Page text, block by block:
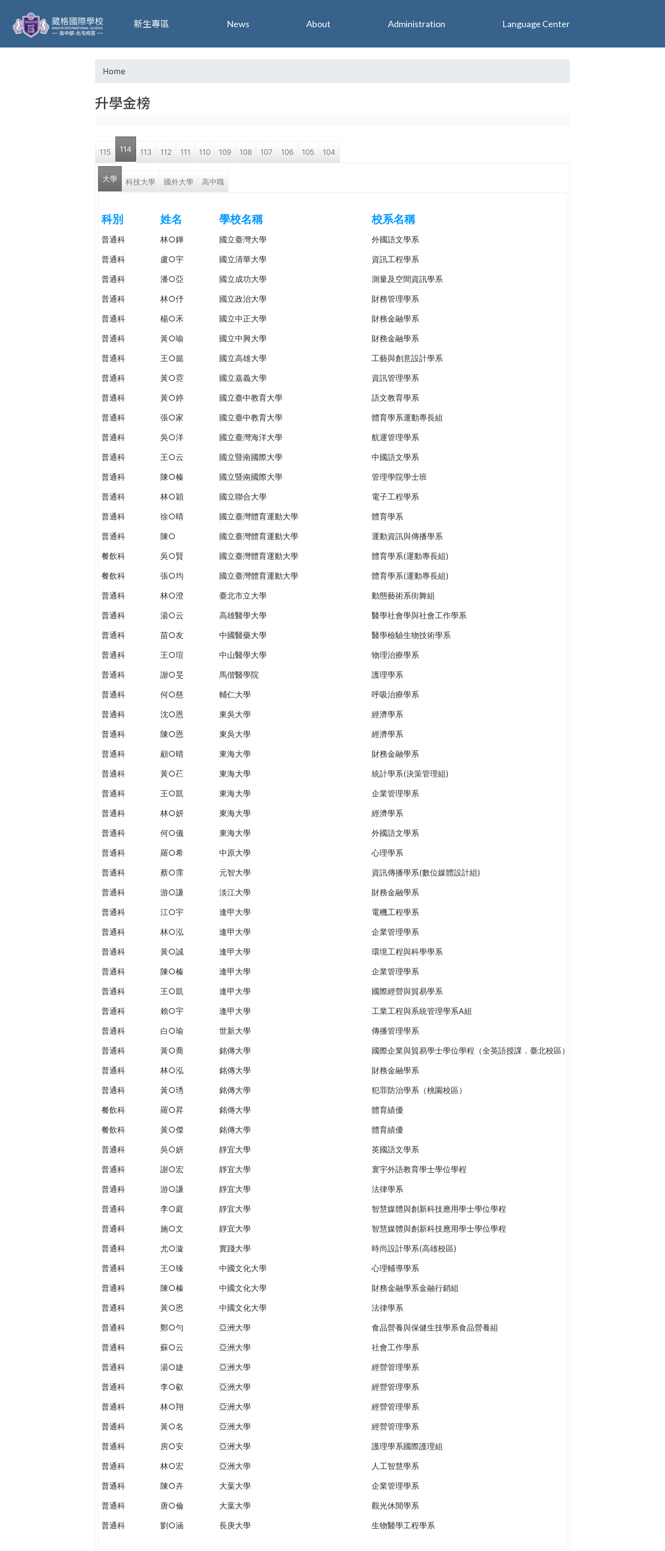
葳
格
o
a
r
e
r
e
Home
升學金榜
115 114 113 112 111 110 109 108 107 106 105 104
大學 科技大學 國外大學 高中職
科別 姓名 學校名稱 校系名稱
普通科 林○鏵 國立臺灣大學
外國語文學系
普通科
盧○宇 國立清華大學
資訊工程學系
普通科
潘○亞 國立成功大學
測量及空間資訊學系
普通科
林○伃 國立政治大學
財務管理學系
普通科
楊○禾 國立中正大學
財務金融學系
普通科
黃○喻 國立中興大學
財務金融學系
普通科
王○懿 國立高雄大學
工藝與創意設計學系
普通科
黃○霓 國立嘉義大學
資訊管理學系
普通科
黃○婷 國立臺中教育大學
語文教育學系
普通科
張○家 國立臺中教育大學
體育學系運動專長組
普通科
吳○洋 國立臺灣海洋大學
航運管理學系
普通科
王○云 國立暨南國際大學
中國語文學系
普通科
陳○榛 國立暨南國際大學
管理學院學士班
普通科
林○穎 國立聯合大學
電子工程學系
普通科
徐○晴 國立臺灣體育運動大學
體育學系
普通科
陳○ 國立臺灣體育運動大學
運動資訊與傳播學系
餐飲科
吳○賢 國立臺灣體育運動大學
體育學系(運動專長組)
餐飲科
張○均 國立臺灣體育運動大學
體育學系(運動專長組)
普通科
林○澄 臺北市立大學
動態藝術系街舞組
普通科
湯○云 高雄醫學大學
醫學社會學與社會工作學系
普通科
苗○友 中國醫藥大學
醫學檢驗生物技術學系
普通科
王○瑄 中山醫學大學
物理治療學系
普通科
謝○旻 馬偕醫學院
護理學系
普通科
何○慈 輔仁大學
呼吸治療學系
普通科
沈○恩 東吳大學
經濟學系
普通科
陳○恩 東吳大學
經濟學系
普通科
顧○晴 東海大學
財務金融學系
普通科
黃○芢 東海大學
統計學系(決策管理組)
普通科
王○凱 東海大學
企業管理學系
普通科
林○妍 東海大學
經濟學系
普通科
何○儀 東海大學
外國語文學系
普通科
羅○希 中原大學
心理學系
普通科
蔡○霈 元智大學
資訊傳播學系(數位媒體設計組)
普通科
游○謙 淡江大學
財務金融學系
普通科
江○宇 逢甲大學
電機工程學系
普通科
林○泓 逢甲大學
企業管理學系
普通科
黃○誠 逢甲大學
環境工程與科學學系
普通科
陳○榛 逢甲大學
企業管理學系
普通科
王○凱 逢甲大學
國際經營與貿易學系
普通科
賴○宇 逢甲大學
工業工程與系統管理學系A組
普通科
白○瑜 世新大學
傳播管理學系
普通科
黃○喬 銘傳大學
國際企業與貿易學士學位學程（全英語授課．臺北校區）
普通科
林○泓 銘傳大學
財務金融學系
普通科
黃○琇 銘傳大學
犯罪防治學系（桃園校區）
餐飲科
羅○昇 銘傳大學
體育績優
餐飲科
黃○傑 銘傳大學
體育績優
普通科
吳○妍 靜宜大學
英國語文學系
普通科
謝○宏 靜宜大學
寰宇外語教育學士學位學程
普通科
游○謙 靜宜大學
法律學系
普通科
李○庭 靜宜大學
智慧媒體與創新科技應用學士學位學程
普通科
施○文 靜宜大學
智慧媒體與創新科技應用學士學位學程
普通科
尤○漩 實踐大學
時尚設計學系(高雄校區)
普通科
王○臻 中國文化大學
心理輔導學系
普通科
陳○榛 中國文化大學
財務金融學系金融行銷組
普通科
黃○恩 中國文化大學
法律學系
普通科
鄭○勻 亞洲大學
食品營養與保健生技學系食品營養組
普通科
蘇○云 亞洲大學
社會工作學系
普通科
湯○婕 亞洲大學
經營管理學系
普通科
李○叡 亞洲大學
經營管理學系
普通科
林○翔 亞洲大學
經營管理學系
普通科
黃○名 亞洲大學
經營管理學系
普通科
房○安 亞洲大學
護理學系國際護理組
普通科
林○宏 亞洲大學
人工智慧學系
普通科
陳○卉 大葉大學
企業管理學系
普通科
唐○倫 大葉大學
觀光休閒學系
普通科
劉○涵 長庚大學 生物醫學工程學系
新生專區 News About Administration Language Center